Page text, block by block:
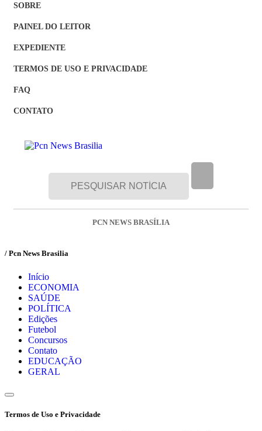
SOBRE
PAINEL DO LEITOR
EXPEDIENTE
TERMOS DE USO E PRIVACIDADE
FAQ
CONTATO
PCN NEWS BRASÍLIA
/ Pcn News Brasilia
Início
ECONOMIA
SAÚDE
POLÍTICA
Edições
Futebol
Concursos
Contato
EDUCAÇÃO
GERAL
Termos de Uso e Privacidade